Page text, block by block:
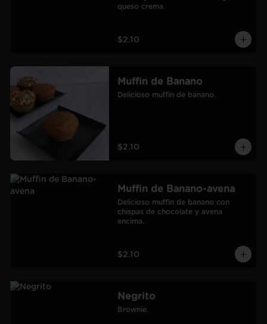
queso crema.
$2.10
Muffin de Banano
Delicioso muffin de banano.
$2.10
Muffin de Banano-avena
Delicioso muffin de banano con
chispas de chocolate y avena
encima.
$2.10
Negrito
Brownie.